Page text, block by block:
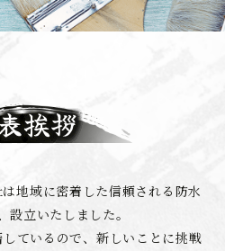
表挨拶
地域に密着した信頼される防水
設立いたしました。
ているので、新しいことに挑戦